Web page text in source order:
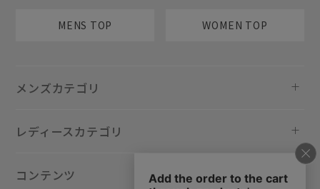
MENS TOP WOMEN TOP
メンズカテゴリ
レディースカテゴリ
コンテンツ